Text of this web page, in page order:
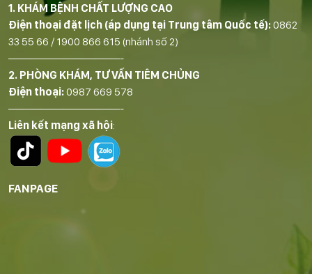
1. KHÁM BỆNH CHẤT LƯỢNG CAO
Điện thoại đặt lịch (áp dụng tại Trung tâm Quốc tế):0862
33 55 66 / 1900 866 615 (nhánh số 2)
——————————-
2. PHÒNG KHÁM, TƯ VẤN TIÊM CHỦNG
Điện thoại:0987 669 578
——————————-
Liên kết mạng xã hội:
FANPAGE